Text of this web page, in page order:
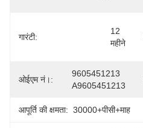
गारंटी:
12
महीने
ओईएम नं।:
9605451213
A9605451213
आपूर्ति की क्षमता: 30000+पीसी+माह